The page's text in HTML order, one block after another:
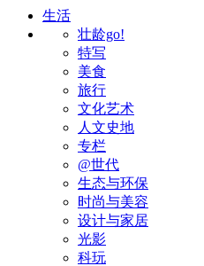
生活
壮龄go!
特写
美食
旅行
文化艺术
人文史地
专栏
@世代
生态与环保
时尚与美容
设计与家居
光影
科玩